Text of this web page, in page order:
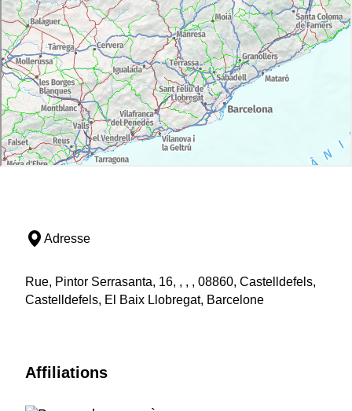
Adresse
Rue, Pintor Serrasanta, 16, , , , 08860, Castelldefels,
Castelldefels, El Baix Llobregat, Barcelone
Affiliations